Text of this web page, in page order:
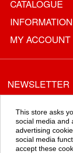
CATALOGUE
INFORMATION
MY ACCOUNT
NEWSLETTER
la newsletter
This store asks
social media and
advertising
social media
accept these